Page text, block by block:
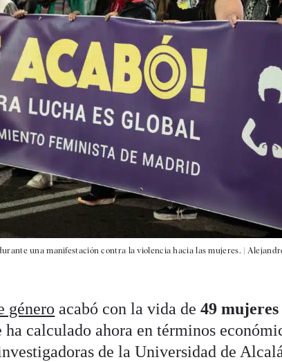
una manifestación contra la violencia hacia las mujeres. |
género acabó con la vida de49 mujeres
ha calculado ahora en términos
de la Universidad de